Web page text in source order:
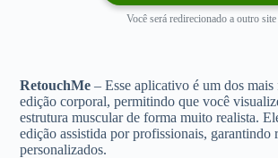
Você será redirecionado a outro site
RetouchMe – Esse aplicativo é um dos mais
edição corporal, permitindo que você
estrutura muscular de forma muito realista.
edição assistida por profissionais, garantindo
personalizados.